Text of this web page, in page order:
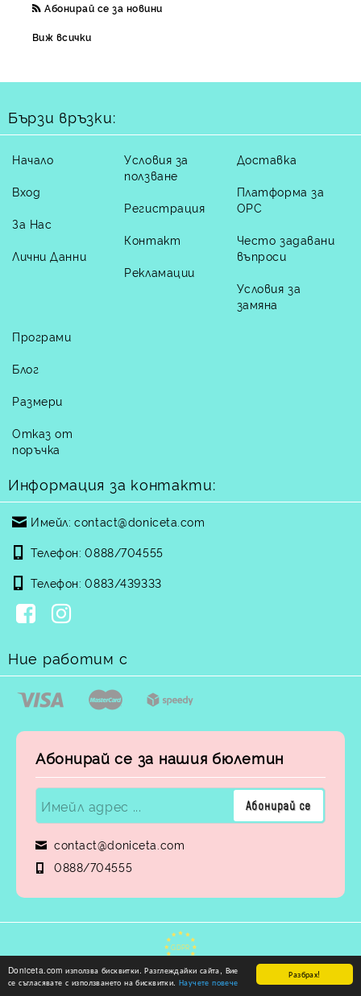
Разбрах!
Doniceta.com използва бисквитки. Разглеждайки сайта, Вие
се съгласявате с използването на бисквитки. Научете повече
Абонирай се за новини
Виж всички
Бързи връзки:
Начало
Вход
За Нас
Лични Данни
Условия за
ползване
Регистрация
Контакт
Рекламации
Доставка
Платформа за
ОРС
Често задавани
въпроси
Условия за
замяна
Програми
Блог
Размери
Отказ от
поръчка
Информация за контакти:
Имейл: contact@doniceta.com
Телефон: 0888/704555
Телефон: 0883/439333
Ние работим с
Абонирай се за нашия бюлетин
contact@doniceta.com
0888/704555
GDPR
Нашият онлайн магазин е 100% съобразен с GDPR.